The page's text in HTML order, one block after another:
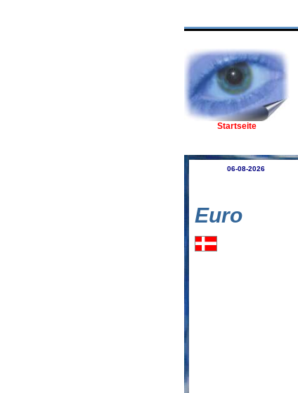
Startseite
06-08-2026
Euro